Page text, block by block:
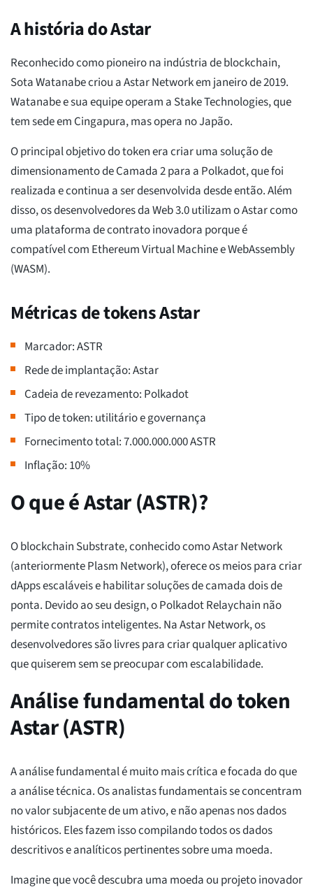
A história do Astar
Reconhecido como pioneiro na indústria de blockchain,
Sota Watanabe criou a Astar Network em janeiro de 2019.
Watanabe e sua equipe operam a Stake Technologies, que
tem sede em Cingapura, mas opera no Japão.
O principal objetivo do token era criar uma solução de
dimensionamento de Camada 2 para a Polkadot, que foi
realizada e continua a ser desenvolvida desde então. Além
disso, os desenvolvedores da Web 3.0 utilizam o Astar como
uma plataforma de contrato inovadora porque é
compatível com Ethereum Virtual Machine e WebAssembly
(WASM).
Métricas de tokens Astar
Marcador: ASTR
Rede de implantação: Astar
Cadeia de revezamento: Polkadot
Tipo de token: utilitário e governança
Fornecimento total: 7.000.000.000 ASTR
Inflação: 10%
O que é Astar (ASTR)?
O blockchain Substrate, conhecido como Astar Network
(anteriormente Plasm Network), oferece os meios para criar
dApps escaláveis e habilitar soluções de camada dois de
ponta. Devido ao seu design, o Polkadot Relaychain não
permite contratos inteligentes. Na Astar Network, os
desenvolvedores são livres para criar qualquer aplicativo
que quiserem sem se preocupar com escalabilidade.
Análise fundamental do token
Astar (ASTR)
A análise fundamental é muito mais crítica e focada do que
a análise técnica. Os analistas fundamentais se concentram
no valor subjacente de um ativo, e não apenas nos dados
históricos. Eles fazem isso compilando todos os dados
descritivos e analíticos pertinentes sobre uma moeda.
Imagine que você descubra uma moeda ou projeto inovador